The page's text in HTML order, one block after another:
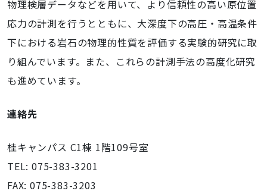
物理検層データなどを用いて、より信頼性の高い原位置
応力の計測を行うとともに、大深度下の高圧・高温条件
下における岩石の物理的性質を評価する実験的研究に取
り組んでいます。また、これらの計測手法の高度化研究
も進めています。
連絡先
桂キャンパス C1棟 1階109号室
TEL: 075-383-3201
FAX: 075-383-3203